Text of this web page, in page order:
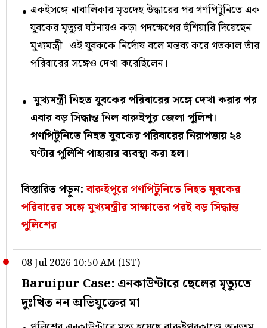
একইসঙ্গে নাবালিকার মৃতদেহ উদ্ধারের পর গণপিটুনিতে এক
যুবকের মৃত্যুর ঘটনায়ও কড়া পদক্ষেপের হুঁশিয়ারি দিয়েছেন
মুখ্যমন্ত্রী। ওই যুবককে নির্দোষ বলে মন্তব্য করে গতকাল তাঁর
পরিবারের সঙ্গেও দেখা করেছিলেন।
মুখ্যমন্ত্রী নিহত যুবকের পরিবারের সঙ্গে দেখা করার পর
এবার বড় সিদ্ধান্ত নিল বারুইপুর জেলা পুলিশ।
গণপিটুনিতে নিহত যুবকের পরিবারের নিরাপত্তায় ২৪
ঘণ্টার পুলিশি পাহারার ব্যবস্থা করা হল।
বিস্তারিত পড়ুন:বারুইপুরে গণপিটুনিতে নিহত যুবকের
পরিবারের সঙ্গে মুখ্যমন্ত্রীর সাক্ষাতের পরই বড় সিদ্ধান্ত
পুলিশের
08 Jul 2026 10:50 AM (IST)
Baruipur Case: এনকাউন্টারে ছেলের মৃত্যুতে
দুঃখিত নন অভিযুক্তের মা